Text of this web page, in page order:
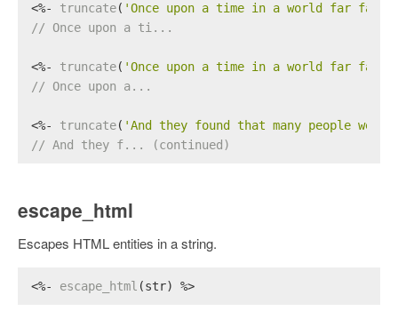
<%- truncate( 'Once upon a time in a world far far
// Once upon a ti...
<%- truncate( 'Once upon a time in a world far far
// Once upon a...
<%- truncate( 'And they found that many people
// And they f... (continued)
escape_html
Escapes HTML entities in a string.
<%- escape_html (str) %>